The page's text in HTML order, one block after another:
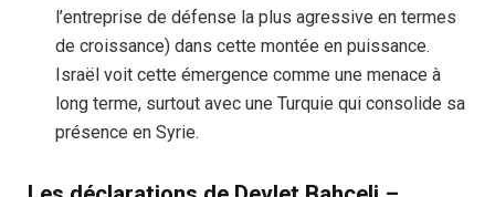
l’entreprise de défense la plus agressive en termes
de croissance) dans cette montée en puissance.
Israël voit cette émergence comme une menace à
long terme, surtout avec une Turquie qui consolide sa
présence en Syrie.